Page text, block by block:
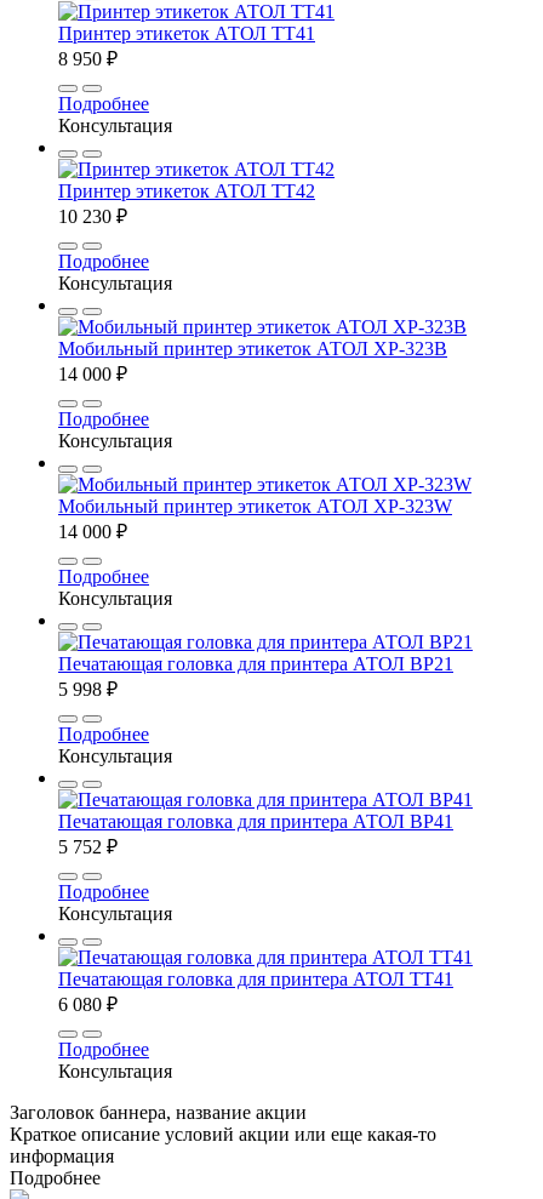
Принтер этикеток АТОЛ ТТ41
8 950 ₽
Подробнее
Консультация
Принтер этикеток АТОЛ ТТ42
10 230 ₽
Подробнее
Консультация
Мобильный принтер этикеток АТОЛ XP-323B
14 000 ₽
Подробнее
Консультация
Мобильный принтер этикеток АТОЛ XP-323W
14 000 ₽
Подробнее
Консультация
Печатающая головка для принтера АТОЛ BP21
5 998 ₽
Подробнее
Консультация
Печатающая головка для принтера АТОЛ BP41
5 752 ₽
Подробнее
Консультация
Печатающая головка для принтера АТОЛ TT41
6 080 ₽
Подробнее
Консультация
Заголовок баннера, название акции
Краткое описание условий акции или еще какая-то
информация
Подробнее